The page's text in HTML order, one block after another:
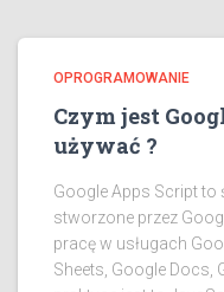
OPROGRAMOWANIE
Czym jest
używać ?
Google Apps Script
stworzone przez
pracę w usługach
Sheets, Google Docs,